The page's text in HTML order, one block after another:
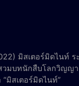
มิสเตอร์มิดไนท์
วมบทนักสืบโลกวิญญ
มิสเตอร์มิดไนท์”